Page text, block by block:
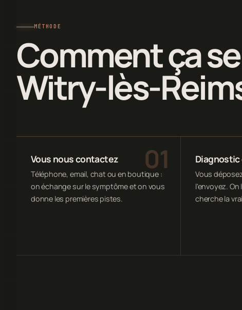
MÉTHODE
Comment ça
Witry-lès-
Vous nous contactez
Téléphone, email, chat ou en boutique :
on échange sur le symptôme et on vous
donne les premières pistes.
Vous
l'envoyez.
cherche la